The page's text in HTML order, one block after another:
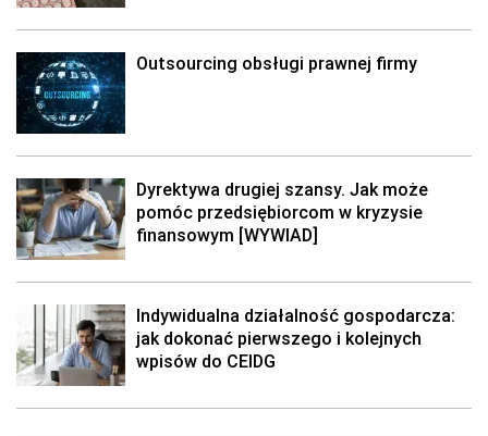
Outsourcing obsługi prawnej firmy
Dyrektywa drugiej szansy. Jak może
pomóc przedsiębiorcom w kryzysie
finansowym [WYWIAD]
Indywidualna działalność gospodarcza:
jak dokonać pierwszego i kolejnych
wpisów do CEIDG